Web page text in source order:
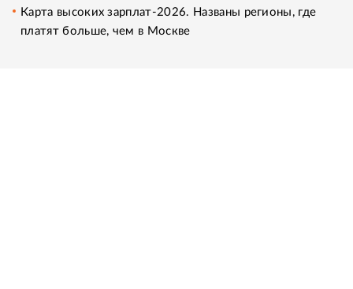
Карта высоких зарплат-2026. Названы регионы, где
платят больше, чем в Москве